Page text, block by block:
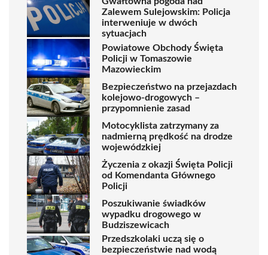
Zalewem Sulejowskim: Policja
interweniuje w dwóch
sytuacjach
Powiatowe Obchody Święta
Policji w Tomaszowie
Mazowieckim
Bezpieczeństwo na przejazdach
kolejowo-drogowych –
przypomnienie zasad
Motocyklista zatrzymany za
nadmierną prędkość na drodze
wojewódzkiej
Życzenia z okazji Święta Policji
od Komendanta Głównego
Policji
Poszukiwanie świadków
wypadku drogowego w
Budziszewicach
Przedszkolaki uczą się o
bezpieczeństwie nad wodą